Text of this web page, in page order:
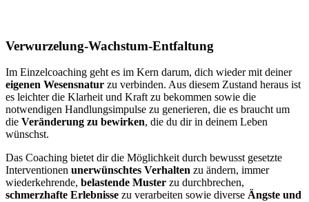
Verwurzelung-Wachstum-Entfaltung
Im Einzelcoaching geht es im Kern darum, dich wieder mit deiner
eigenen Wesensnatur zu verbinden. Aus diesem Zustand heraus ist
es leichter die Klarheit und Kraft zu bekommen sowie die
notwendigen Handlungsimpulse zu generieren, die es braucht um
die Veränderung zu bewirken, die du dir in deinem Leben
wünschst.
Das Coaching bietet dir die Möglichkeit durch bewusst gesetzte
Interventionen unerwünschtes Verhalten zu ändern, immer
wiederkehrende, belastende Muster zu durchbrechen,
schmerzhafte Erlebnisse zu verarbeiten sowie diverse Ängste und